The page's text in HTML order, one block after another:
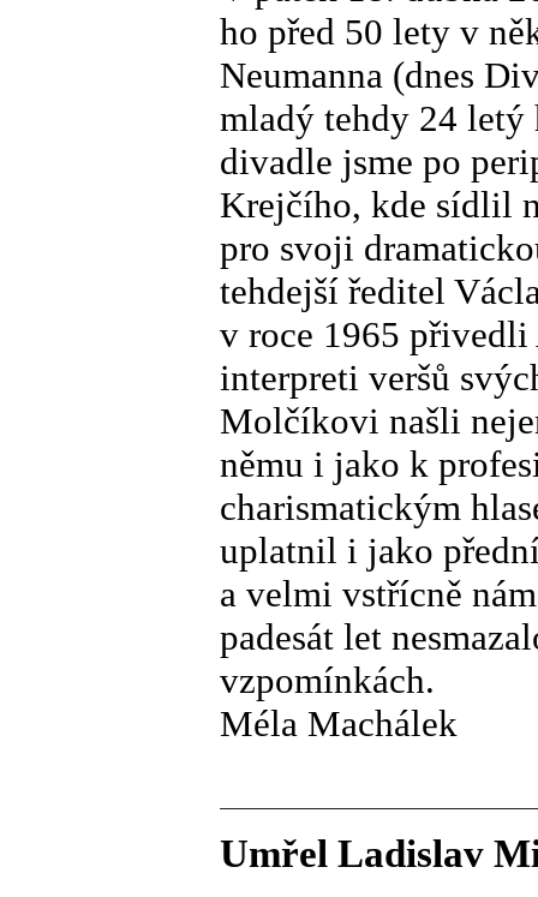
ho před 50 lety v
Neumanna (dnes
mladý tehdy 24 letý
divadle jsme po
Krejčího, kde sídlil
pro svoji
tehdejší ředitel
v roce 1965
interpreti veršů
Molčíkovi našli
němu i jako k
charismatickým
uplatnil i jako
a velmi vstřícně
padesát let
vzpomínkách.
Méla Machálek
Umřel Ladislav